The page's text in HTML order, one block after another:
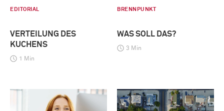
EDITORIAL
VERTEILUNG DES
KUCHENS
1 Min
BRENNPUNKT
WAS SOLL DAS?
3 Min